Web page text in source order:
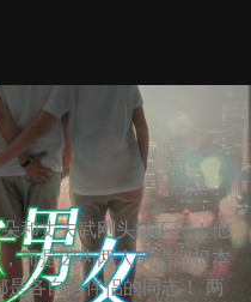
和丈夫武刚头痛不已！他
而是因为两人的婚姻根本
各自有伴侣的同志！ 两